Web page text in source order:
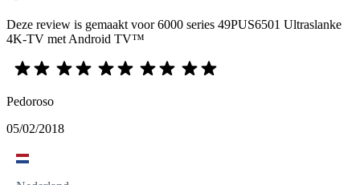
Deze review is gemaakt voor 6000 series 49PUS6501 Ultraslanke
4K-TV met Android TV™
Pedoroso
05/02/2018